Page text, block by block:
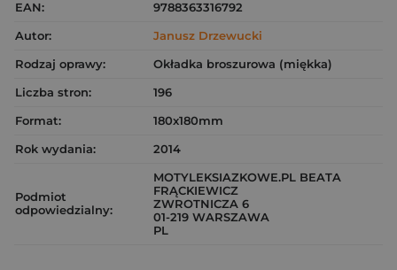
EAN:
9788363316792
Autor:
Janusz Drzewucki
Rodzaj oprawy:
Okładka broszurowa (miękka)
Liczba stron:
196
Format:
180x180mm
Rok wydania:
2014
Podmiot
odpowiedzialny:
MOTYLEKSIAZKOWE.PL BEATA
FRĄCKIEWICZ
ZWROTNICZA 6
01-219 WARSZAWA
PL